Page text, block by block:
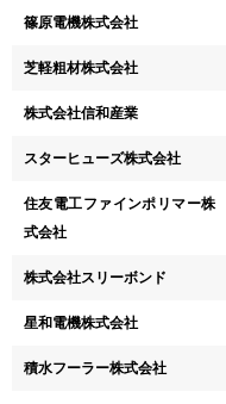
篠原電機株式会社
芝軽粗材株式会社
株式会社信和産業
スターヒューズ株式会社
住友電工ファインポリマー株
式会社
株式会社スリーボンド
星和電機株式会社
積水フーラー株式会社